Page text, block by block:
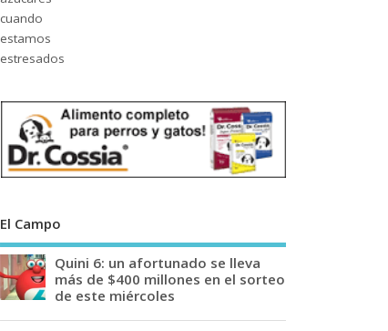
El Campo
Quini 6: un afortunado se lleva
más de $400 millones en el sorteo
de este miércoles